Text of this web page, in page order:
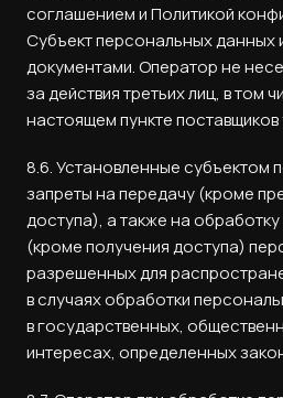
соглашением и Политикой
Субъект персональных данных
документами. Оператор не
за действия третьих лиц, в том
настоящем пункте поставщиков
8.6. Установленные субъектом
запреты на передачу (кроме
доступа), а также на
(кроме получения доступа)
разрешенных для
в случаях обработки
в государственных,
интересах, определенных